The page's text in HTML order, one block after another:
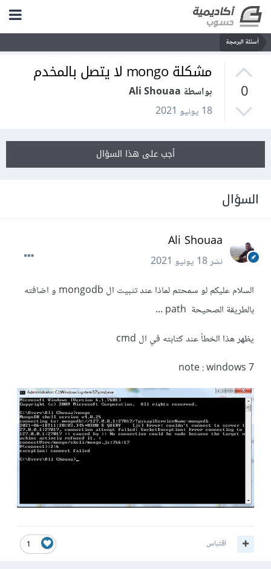
أسئلة البرمجة
0
مشكلة mongo لا يتصل بالمخدم
بواسطة Ali Shouaa
18 يونيو 2021
أجب على هذا السؤال
السؤال
Ali Shouaa
نشر18 يونيو 2021
السلام عليكم لو سمحتم لماذا عند تثبيت ال mongodb و اضافته
بالطريقة الصحيحة path ...
يظهر هذا الخطأ عند كتابته في ال cmd
note : windows 7
1 اقتباس